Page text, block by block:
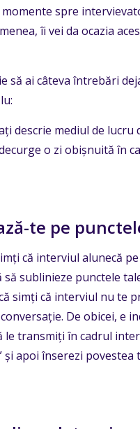
momente spre
îi vei da ocazia
să ai câteva întrebări
descrie mediul de lucru
decurge o zi obișnuită în
te pe
că interviul alunecă
să sublinieze punctele
simți că interviul nu te
De obicei, e
le transmiți în cadrul
și apoi înserezi povestea